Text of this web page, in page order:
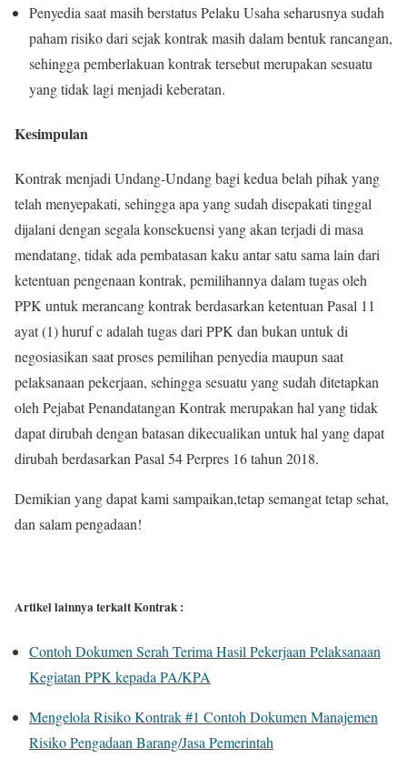
Penyedia saat masih berstatus Pelaku Usaha seharusnya sudah
paham risiko dari sejak kontrak masih dalam bentuk rancangan,
sehingga pemberlakuan kontrak tersebut merupakan sesuatu
yang tidak lagi menjadi keberatan.
Kesimpulan
Kontrak menjadi Undang-Undang bagi kedua belah pihak yang
telah menyepakati, sehingga apa yang sudah disepakati tinggal
dijalani dengan segala konsekuensi yang akan terjadi di masa
mendatang, tidak ada pembatasan kaku antar satu sama lain dari
ketentuan pengenaan kontrak, pemilihannya dalam tugas oleh
PPK untuk merancang kontrak berdasarkan ketentuan Pasal 11
ayat (1) huruf c adalah tugas dari PPK dan bukan untuk di
negosiasikan saat proses pemilihan penyedia maupun saat
pelaksanaan pekerjaan, sehingga sesuatu yang sudah ditetapkan
oleh Pejabat Penandatangan Kontrak merupakan hal yang tidak
dapat dirubah dengan batasan dikecualikan untuk hal yang dapat
dirubah berdasarkan Pasal 54 Perpres 16 tahun 2018.
Demikian yang dapat kami sampaikan,tetap semangat tetap sehat,
dan salam pengadaan!
Artikel lainnya terkait Kontrak :
Contoh Dokumen Serah Terima Hasil Pekerjaan Pelaksanaan
Kegiatan PPK kepada PA/KPA
Mengelola Risiko Kontrak #1 Contoh Dokumen Manajemen
Risiko Pengadaan Barang/Jasa Pemerintah